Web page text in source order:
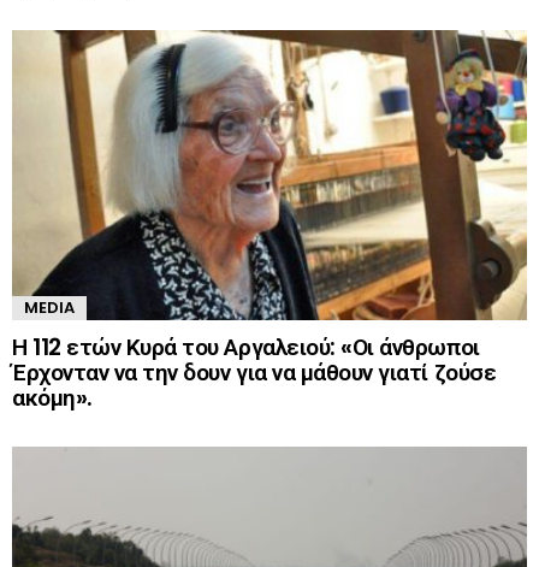
MEDIA
Η 112 ετών Κυρά του Αργαλειού: «Οι άνθρωποι
Έρχονταν να την δουν για να μάθουν γιατί ζούσε
ακόμη».